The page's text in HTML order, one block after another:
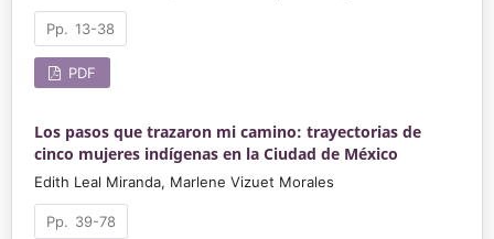
13-38
PDF
Los pasos que trazaron mi camino: trayectorias de
cinco mujeres indígenas en la Ciudad de México
Edith Leal Miranda, Marlene Vizuet Morales
39-78